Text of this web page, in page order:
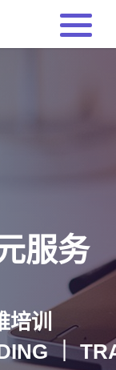
服务
培训
｜